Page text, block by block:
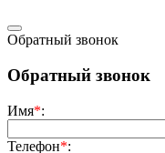
Обратный звонок
Обратный звонок
Имя*:
Телефон*: